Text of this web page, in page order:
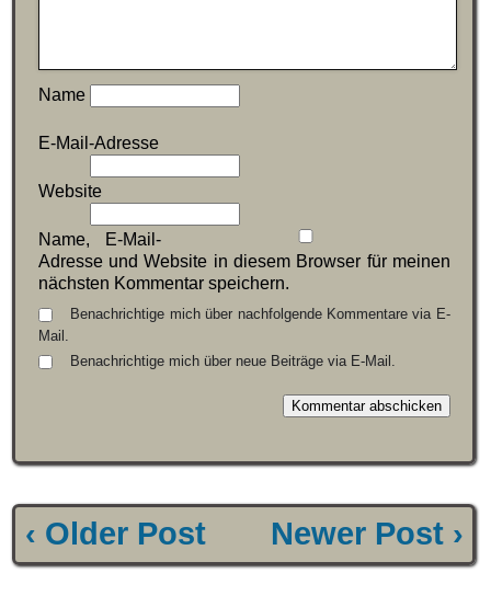
Name
E-Mail-Adresse
Website
Name, E-Mail-
Adresse und Website in diesem Browser für meinen
nächsten Kommentar speichern.
Benachrichtige mich über nachfolgende Kommentare via E-
Mail.
Benachrichtige mich über neue Beiträge via E-Mail.
‹ Older Post Newer Post ›